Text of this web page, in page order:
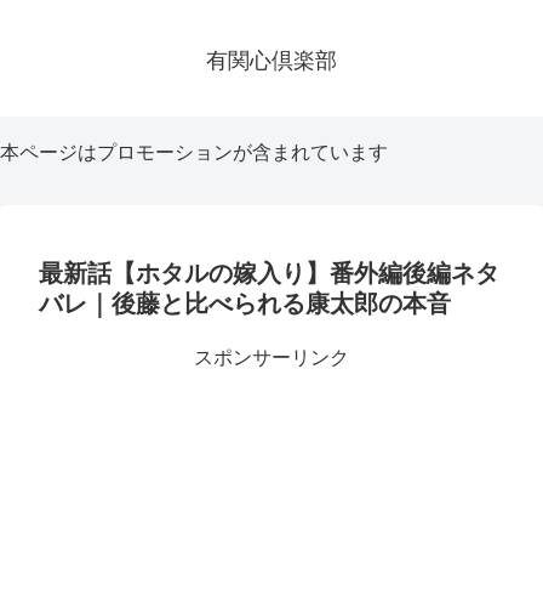
有関心倶楽部
本ページはプロモーションが含まれています
最新話【ホタルの嫁入り】番外編後編ネタ
バレ｜後藤と比べられる康太郎の本音
スポンサーリンク